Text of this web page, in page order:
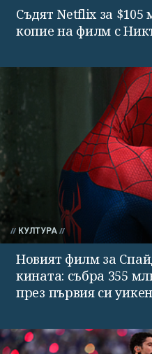
Съдят Netflix за $105
копие на филм с
КУЛТУРА
Новият филм за
кината: събра 355
през първия си